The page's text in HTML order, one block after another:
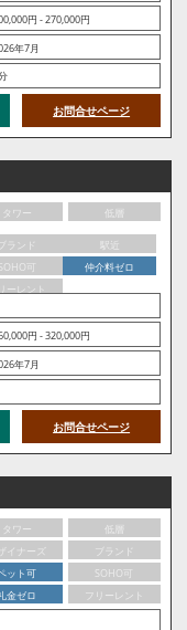
円 - 270,000円
年7月
お問合せページ
タワー
低層
ブランド
駅近
SOHO可
仲介料ゼロ
ーレント
円 - 320,000円
年7月
お問合せページ
タワー
低層
イナーズ
ブランド
ット可
SOHO可
金ゼロ
フリーレント